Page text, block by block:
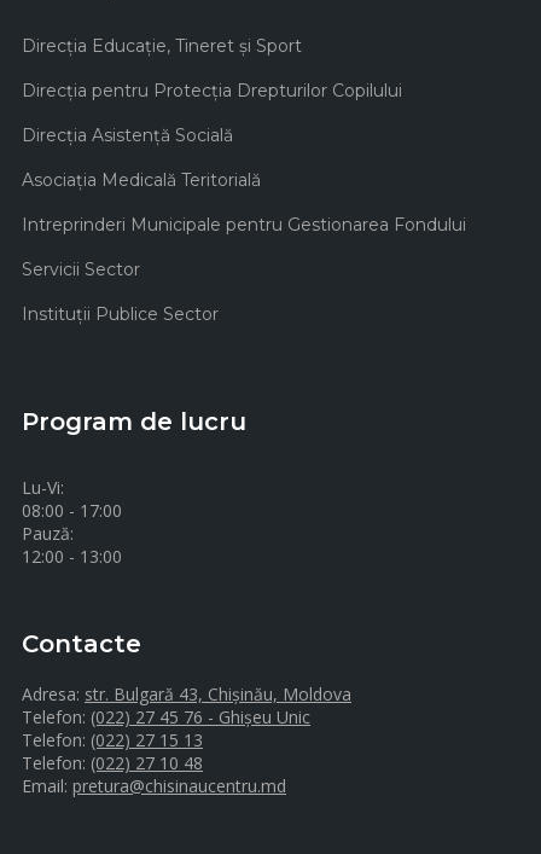
Direcţia Educaţie, Tineret şi Sport
Direcţia pentru Protecţia Drepturilor Copilului
Direcţia Asistenţă Socială
Asociaţia Medicală Teritorială
Intreprinderi Municipale pentru Gestionarea Fondului
Servicii Sector
Instituţii Publice Sector
Program de lucru
Lu-Vi:
08:00 - 17:00
Pauză:
12:00 - 13:00
Contacte
Adresa: str. Bulgară 43, Chișinău, Moldova
Telefon: (022) 27 45 76 - Ghișeu Unic
Telefon: (022) 27 15 13
Telefon: (022) 27 10 48
Email: pretura@chisinaucentru.md